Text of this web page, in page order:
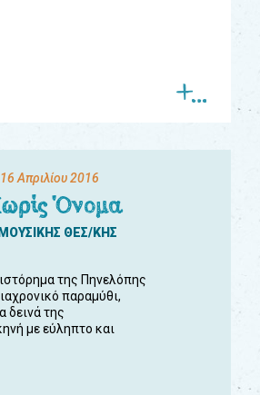
Απριλίου 2016
Όνομα
ΘΕΣ/ΚΗΣ
της Πηνελόπης
παραμύθι,
δεινά της
με εύληπτο και